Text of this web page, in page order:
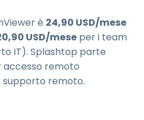
è 24,90 USD/mese
,90 USD/mese per i team
IT). Splashtop parte
accesso remoto
supporto remoto.